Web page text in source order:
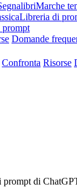
Marche
Libreria di
prompt
Domande
Confronta Risorse
prompt di